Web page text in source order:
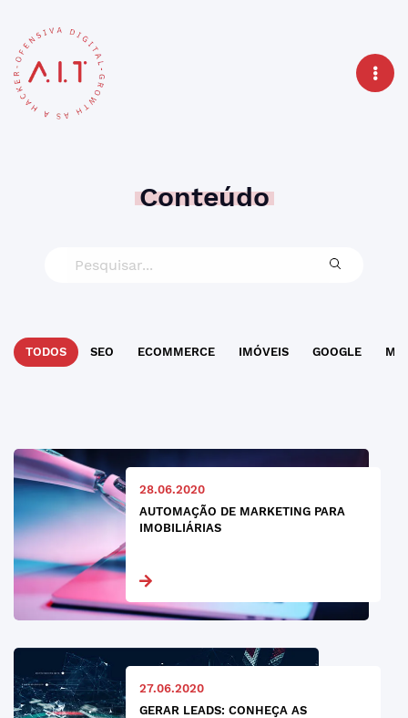
Conteúdo
TODOS SEO ECOMMERCE IMÓVEIS GOOGLE
28.06.2020
AUTOMAÇÃO DE MARKETING PARA
IMOBILIÁRIAS
27.06.2020
GERAR LEADS: CONHEÇA AS